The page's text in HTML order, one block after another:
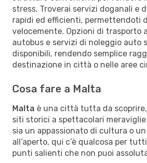
stress. Troverai servizi doganali e
rapidi ed efficienti, permettendoti
velocemente. Opzioni di trasporto
autobus e servizi di noleggio auto
disponibili, rendendo semplice
destinazione in città o nelle aree
Cosa fare a Malta
Malta è una città tutta da
siti storici a spettacolari
sia un appassionato di cultura o
all’aperto, qui c’è qualcosa per
punti salienti che non puoi